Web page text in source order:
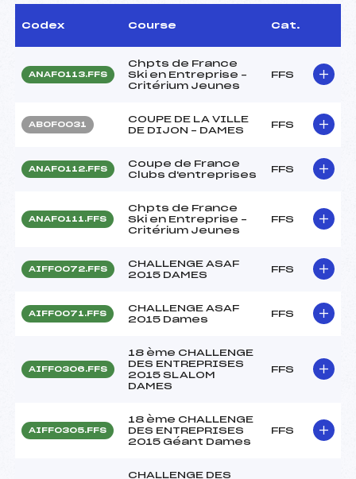
Codex Course Cat.
ANAF0113.FFS
Chpts de France
Ski en Entreprise –
Critérium Jeunes
FFS
ABOF0031
COUPE DE LA VILLE
DE DIJON – DAMES
FFS
ANAF0112.FFS
Coupe de France
Clubs d'entreprises
FFS
ANAF0111.FFS
Chpts de France
Ski en Entreprise –
Critérium Jeunes
FFS
AIFF0072.FFS
CHALLENGE ASAF
2015 DAMES
FFS
AIFF0071.FFS
CHALLENGE ASAF
2015 Dames
FFS
AIFF0306.FFS
18 ème CHALLENGE
DES ENTREPRISES
2015 SLALOM
DAMES
FFS
AIFF0305.FFS
18 ème CHALLENGE
DES ENTREPRISES
2015 Géant Dames
FFS
CHALLENGE DES